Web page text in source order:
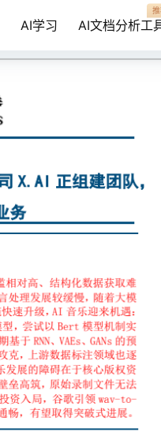
AI学习 AI文档分析工